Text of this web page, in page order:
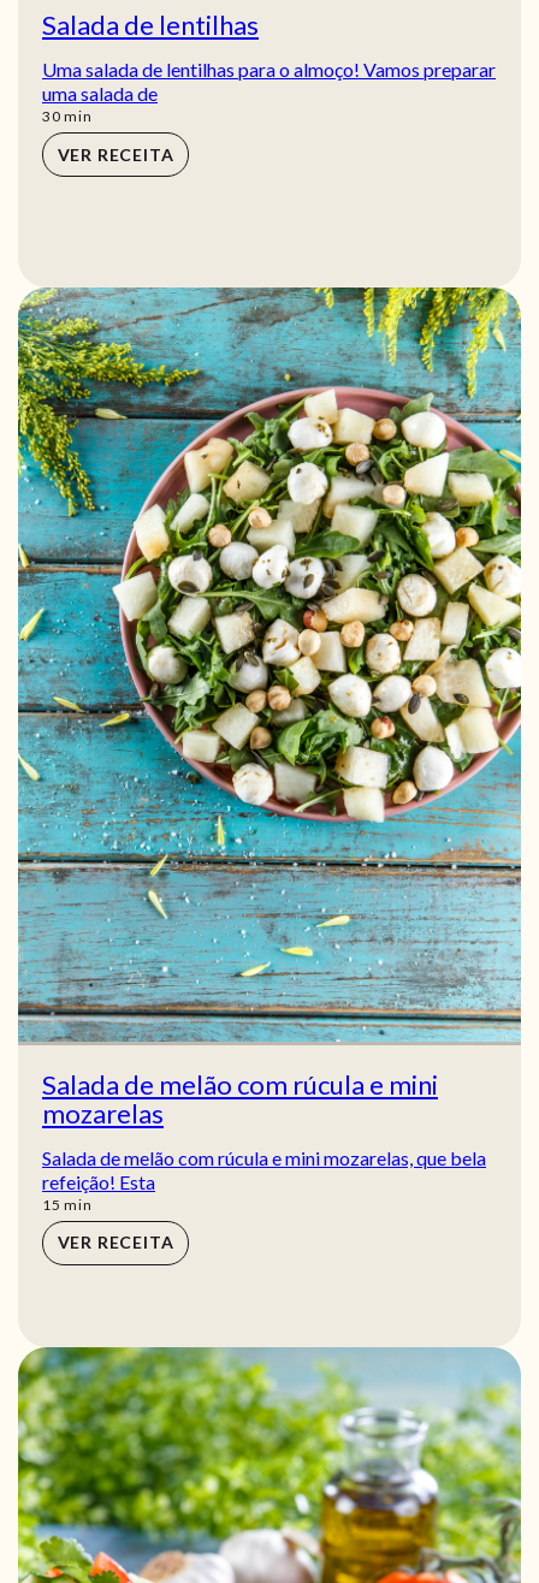
Salada de lentilhas
Uma salada de lentilhas para o almoço! Vamos preparar
uma salada de
30min
min
VER RECEITA
Salada de melão com rúcula e mini
mozarelas
Salada de melão com rúcula e mini mozarelas, que bela
refeição! Esta
15 min
min
VER RECEITA